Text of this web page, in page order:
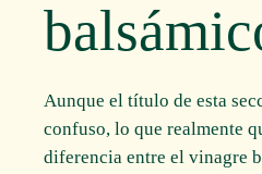
Aunque el título de esta
confuso, lo que realmente
diferencia entre el vinagre